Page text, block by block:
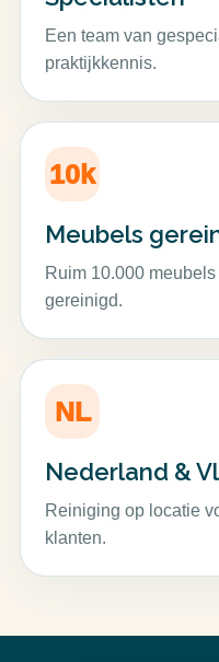
Een team van
praktijkkennis.
10k
Meubels
Ruim 10.000
gereinigd.
NL
Nederland &
Reiniging op locatie
klanten.